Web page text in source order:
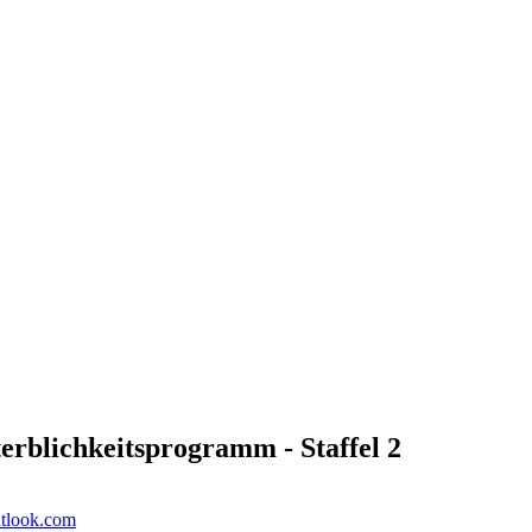
- Staffel 2